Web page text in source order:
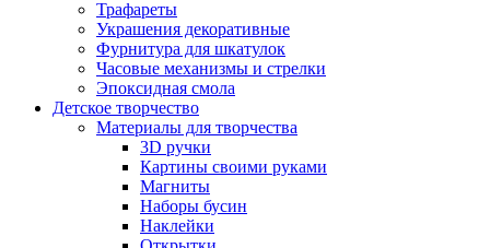
Трафареты
Украшения декоративные
Фурнитура для шкатулок
Часовые механизмы и стрелки
Эпоксидная смола
Детское творчество
Материалы для творчества
3D ручки
Картины своими руками
Магниты
Наборы бусин
Наклейки